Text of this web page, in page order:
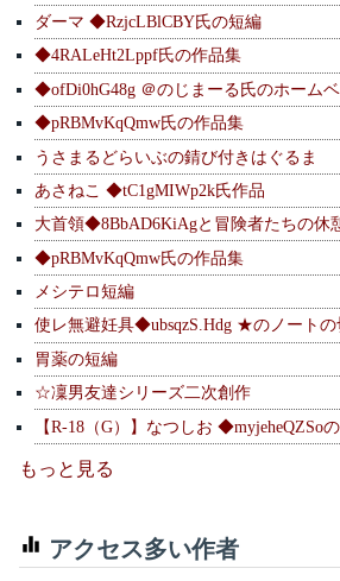
ダーマ ◆RzjcLBlCBY氏の短編
◆4RALeHt2Lppf氏の作品集
◆ofDi0hG48g ＠のじまーる氏のホーム
◆pRBMvKqQmw氏の作品集
うさまるどらいぶの錆び付きはぐるま
あさねこ ◆tC1gMIWp2k氏作品
大首領◆8BbAD6KiAgと冒険者たちの休
◆pRBMvKqQmw氏の作品集
メシテロ短編
使レ無避妊具◆ubsqzS.Hdg ★のノートの
胃薬の短編
☆凜男友達シリーズ二次創作
【R-18（G）】なつしお ◆myjeheQZSo
もっと見る
アクセス多い作者